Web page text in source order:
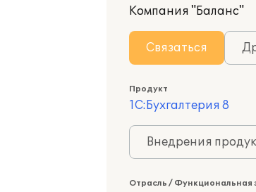
Компания "Баланс"
Связаться
Продукт
1С:Бухгалтерия 8
Внедрения
Отрасль / Функциональная